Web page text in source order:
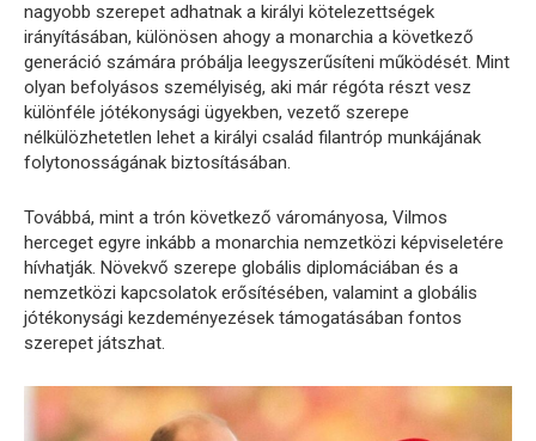
nagyobb szerepet adhatnak a királyi kötelezettségek
irányításában, különösen ahogy a monarchia a következő
generáció számára próbálja leegyszerűsíteni működését. Mint
olyan befolyásos személyiség, aki már régóta részt vesz
különféle jótékonysági ügyekben, vezető szerepe
nélkülözhetetlen lehet a királyi család filantróp munkájának
folytonosságának biztosításában.
Továbbá, mint a trón következő várományosa, Vilmos
herceget egyre inkább a monarchia nemzetközi képviseletére
hívhatják. Növekvő szerepe globális diplomáciában és a
nemzetközi kapcsolatok erősítésében, valamint a globális
jótékonysági kezdeményezések támogatásában fontos
szerepet játszhat.